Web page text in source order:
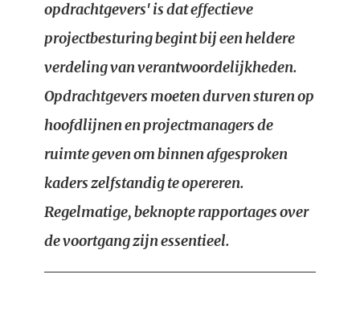
opdrachtgevers' is dat effectieve
projectbesturing begint bij een heldere
verdeling van verantwoordelijkheden.
Opdrachtgevers moeten durven sturen op
hoofdlijnen en projectmanagers de
ruimte geven om binnen afgesproken
kaders zelfstandig te opereren.
Regelmatige, beknopte rapportages over
de voortgang zijn essentieel.